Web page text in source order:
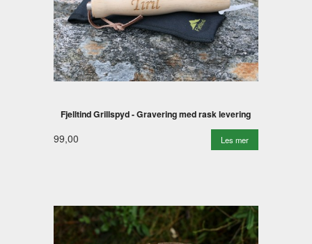
Fjelltind Grillspyd - Gravering med rask levering
99,00 Les mer